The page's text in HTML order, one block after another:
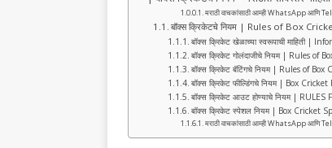
b
o
o
k
A
p
p
ra
m
मराठी वाचकांसाठी आम्ही WhatsApp आणि
बॉक्स क्रिकेटचे नियम | Rules of Box
बॉक्स क्रिकेट खेळाच्या स्वरूपाची
बॉक्स क्रिकेट गोलंदाजीचे नियम | Rules
बॉक्स क्रिकेट बॅटिंगचे नियम | Rules of
बॉक्स क्रिकेट फील्डिंगचे नियम | Box
बॉक्स क्रिकेट आउट होण्याचे नियम |
बॉक्स क्रिकेट स्पेशल नियम | Box Cricket
मराठी वाचकांसाठी आम्ही WhatsApp आणि